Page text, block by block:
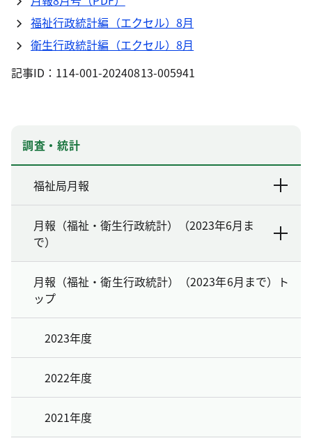
福祉行政統計編（エクセル）8月
衛生行政統計編（エクセル）8月
記事ID：114-001-20240813-005941
調査・統計
福祉局月報
月報（福祉・衛生行政統計）（2023年6月ま
で）
月報（福祉・衛生行政統計）（2023年6月まで）ト
ップ
2023年度
2022年度
2021年度